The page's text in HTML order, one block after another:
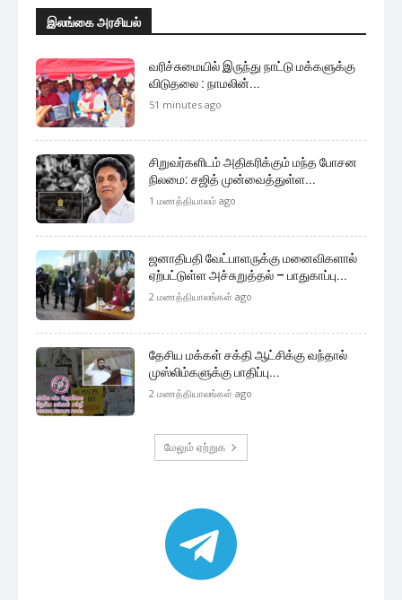
இலங்கை அரசியல்
வரிச்சுமையில் இருந்து நாட்டு மக்களுக்கு
விடுதலை : நாமலின்...
51 minutes ago
சிறுவர்களிடம் அதிகரிக்கும் மந்த போசன
நிலமை: சஜித் முன்வைத்துள்ள...
1 மணத்தியாலம் ago
ஜனாதிபதி வேட்பாளருக்கு மனைவிகளால்
ஏற்பட்டுள்ள அச்சுறுத்தல் – பாதுகாப்பு...
2 மணத்தியாலங்கள் ago
தேசிய மக்கள் சக்தி ஆட்சிக்கு வந்தால்
முஸ்லிம்களுக்கு பாதிப்பு...
2 மணத்தியாலங்கள் ago
மேலும் ஏற்றுக